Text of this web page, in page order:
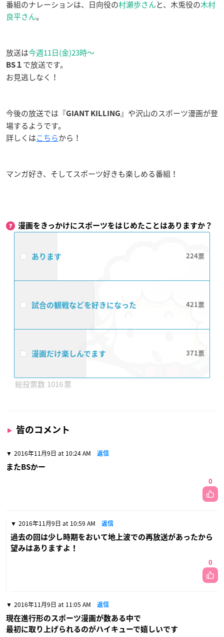
番組のナレーションは、日向役の村瀬歩さんと、木兎役の木村
良平さん。
放送は今週11日(金)23時〜
BS１ で放送です。
お見逃しなく！
今後の放送では『GIANT KILLING』や沢山のスポーツ漫画が登
場するようです。
詳しくはこちらから！
マンガ好き、そしてスポーツ好きも楽しめる番組！
漫画をきっかけにスポーツをはじめたことはありますか？
あります 224
試合の観戦などを好きになった 421
漫画だけ楽しんでます 371
1016
皆のコメント
2016年11月9日 at 10:24 AM 返信
またBSかー
0
2016年11月9日 at 10:59 AM 返信
過去の回は少し時期をおいて地上波での再放送があったから
望みはありますよ！
0
2016年11月9日 at 11:05 AM 返信
現在進行形のスポーツ漫画が数ある中で
最初に取り上げられるのがハイキューで嬉しいです